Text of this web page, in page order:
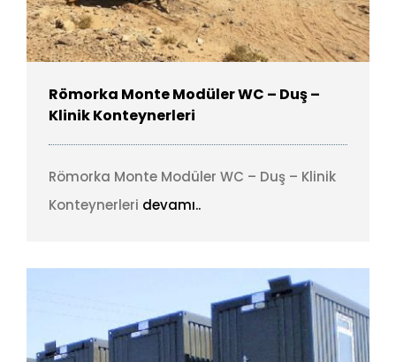
Römorka Monte Modüler WC – Duş –
Klinik Konteynerleri
Römorka Monte Modüler WC – Duş – Klinik
Konteynerleri devamı..